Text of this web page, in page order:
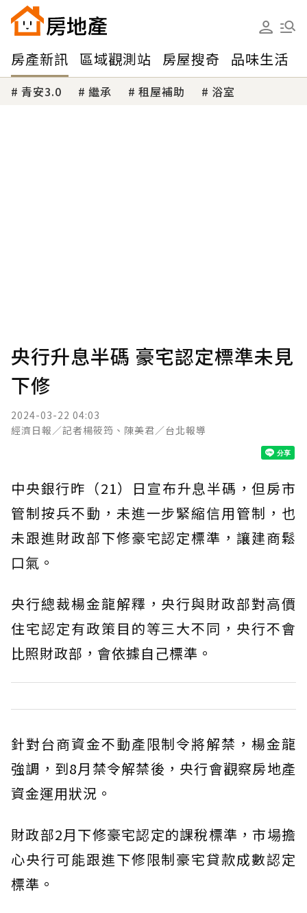
房產新訊 區域觀測站 房屋搜奇 品味生活
青安3.0 繼承 租屋補助 浴室
央行升息半碼 豪宅認定標準未見
下修
2024-03-22 04:03
經濟日報／記者楊筱筠、陳美君／台北報導
中央銀行昨（21）日宣布升息半碼，但房市
管制按兵不動，未進一步緊縮信用管制，也
未跟進財政部下修豪宅認定標準，讓建商鬆
口氣。
央行總裁楊金龍解釋，央行與財政部對高價
住宅認定有政策目的等三大不同，央行不會
比照財政部，會依據自己標準。
針對台商資金不動產限制令將解禁，楊金龍
強調，到8月禁令解禁後，央行會觀察房地產
資金運用狀況。
財政部2月下修豪宅認定的課稅標準，市場擔
心央行可能跟進下修限制豪宅貸款成數認定
標準。